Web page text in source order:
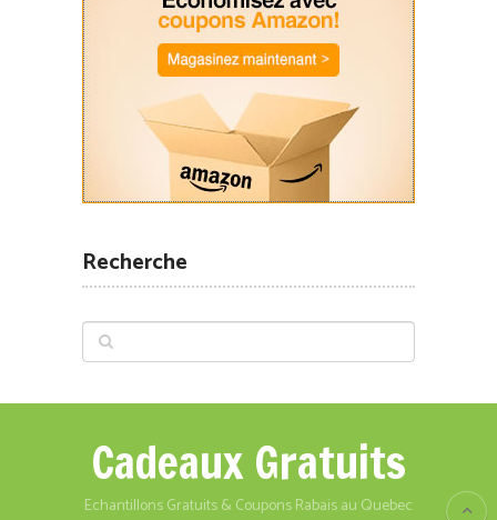
Recherche
Cadeaux Gratuits
Echantillons Gratuits & Coupons Rabais au Quebec